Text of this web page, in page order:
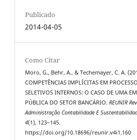
Publicado
2014-04-05
Como Citar
Moro, G., Behr, A., & Techemayer, C. A.
COMPETÊNCIAS IMPLÍCITAS EM
SELETIVOS INTERNOS: O CASO DE UMA
PÚBLICA DO SETOR BANCÁRIO.REUNIR
Administração Contabilidade E
4(1), 123–145.
https://doi.org/10.18696/reunir.v4i1.160